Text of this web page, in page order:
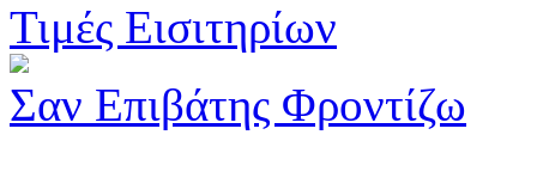
Τιμές Εισιτηρίων
Σαν Επιβάτης Φροντίζω